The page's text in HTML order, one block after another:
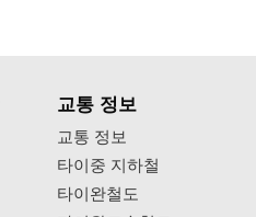
교통 정보
교통 정보
타이중 지하철
타이완철도